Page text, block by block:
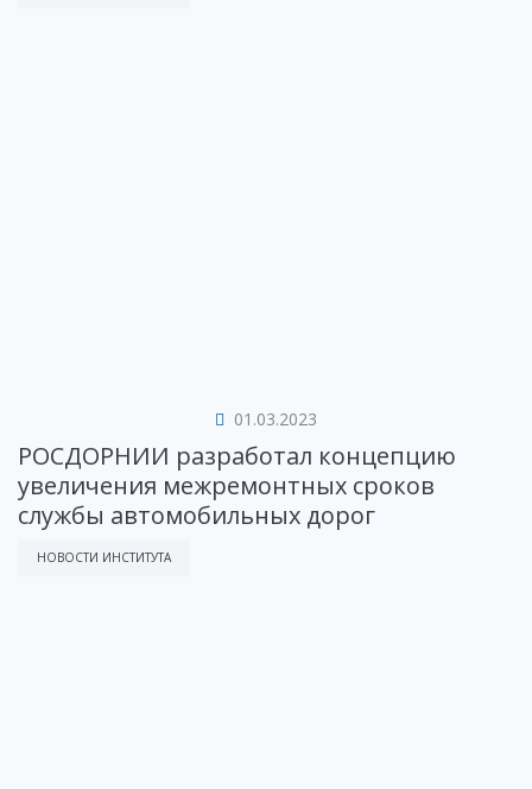
01.03.2023
РОСДОРНИИ разработал концепцию
увеличения межремонтных сроков
службы автомобильных дорог
НОВОСТИ ИНСТИТУТА